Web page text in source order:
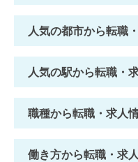
人気の都市から転職
人気の駅から転職・
職種から転職・求人
働き方から転職・求